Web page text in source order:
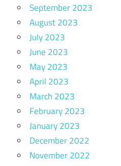
September 2023
August 2023
July 2023
June 2023
May 2023
April 2023
March 2023
February 2023
January 2023
December 2022
November 2022